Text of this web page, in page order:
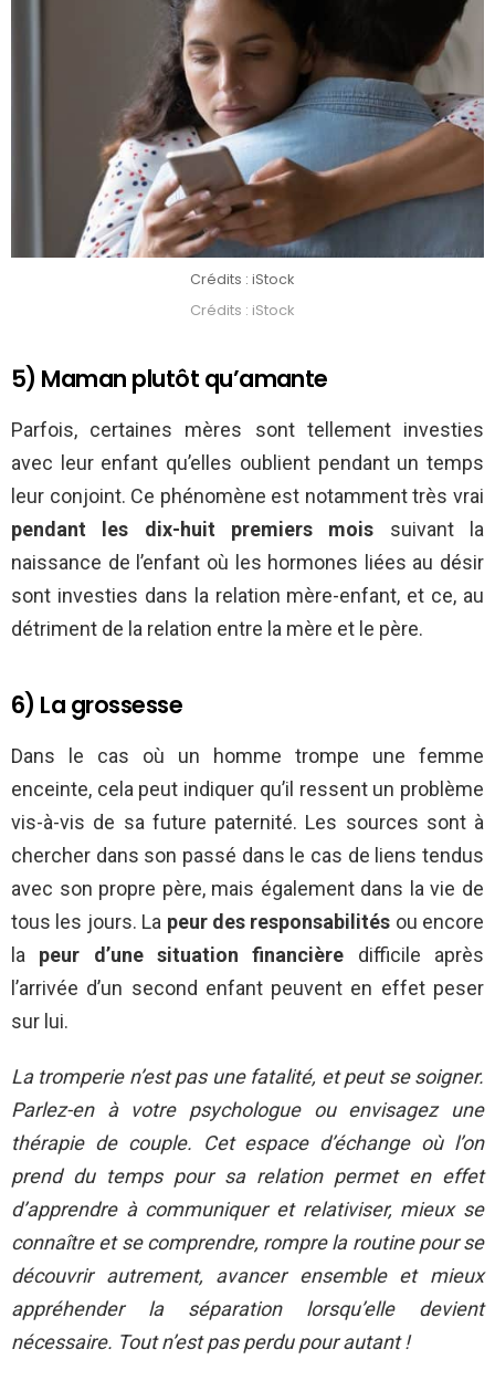
Crédits : iStock
Crédits : iStock
5) Maman plutôt qu’amante
Parfois, certaines mères sont tellement investies
avec leur enfant qu’elles oublient pendant un temps
leur conjoint. Ce phénomène est notamment très vrai
pendant les dix-huit premiers mois suivant la
naissance de l’enfant où les hormones liées au désir
sont investies dans la relation mère-enfant, et ce, au
détriment de la relation entre la mère et le père.
6) La grossesse
Dans le cas où un homme trompe une femme
enceinte, cela peut indiquer qu’il ressent un problème
vis-à-vis de sa future paternité. Les sources sont à
chercher dans son passé dans le cas de liens tendus
avec son propre père, mais également dans la vie de
tous les jours. La peur des responsabilités ou encore
la peur d’une situation financière difficile après
l’arrivée d’un second enfant peuvent en effet peser
sur lui.
La tromperie n’est pas une fatalité, et peut se soigner.
Parlez-en à votre psychologue ou envisagez une
thérapie de couple. Cet espace d’échange où l’on
prend du temps pour sa relation permet en effet
d’apprendre à communiquer et relativiser, mieux se
connaître et se comprendre, rompre la routine pour se
découvrir autrement, avancer ensemble et mieux
appréhender la séparation lorsqu’elle devient
nécessaire. Tout n’est pas perdu pour autant !